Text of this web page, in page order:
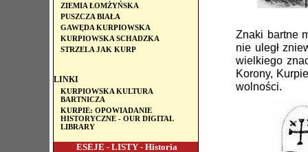
ZIEMIA ŁOMŻYŃSKA
PUSZCZA BIAŁA
GAWĘDA KURPIOWSKA
KURPIOWSKA SCHADZKA
STRZELA JAK KURP
LINKI
KURPIOWSKA KULTURA
BARTNICZA
KURPIE: OPOWIADANIE
HISTORYCZNE - OUR DIGITAL
LIBRARY
ESEJE - LISTY - Historia
Znaki bartne
nie uległ
wielkiego
Korony,
wolności.